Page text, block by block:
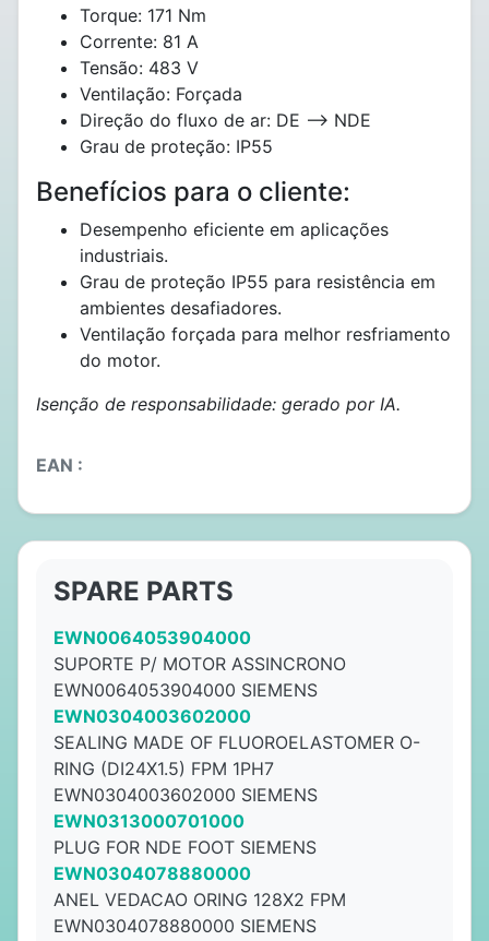
Torque: 171 Nm
Corrente: 81 A
Tensão: 483 V
Ventilação: Forçada
Direção do fluxo de ar: DE --> NDE
Grau de proteção: IP55
Benefícios para o cliente:
Desempenho eficiente em aplicações
industriais.
Grau de proteção IP55 para resistência em
ambientes desafiadores.
Ventilação forçada para melhor resfriamento
do motor.
Isenção de responsabilidade: gerado por IA.
EAN :
SPARE PARTS
EWN0064053904000
SUPORTE P/ MOTOR ASSINCRONO
EWN0064053904000 SIEMENS
EWN0304003602000
SEALING MADE OF FLUOROELASTOMER O-
RING (DI24X1.5) FPM 1PH7
EWN0304003602000 SIEMENS
EWN0313000701000
PLUG FOR NDE FOOT SIEMENS
EWN0304078880000
ANEL VEDACAO ORING 128X2 FPM
EWN0304078880000 SIEMENS